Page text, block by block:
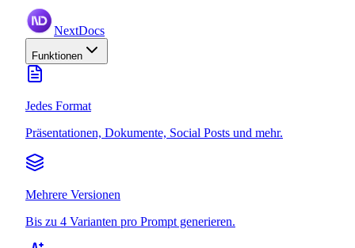
NextDocs
Funktionen
Jedes Format
Präsentationen, Dokumente, Social Posts und mehr.
Mehrere Versionen
Bis zu 4 Varianten pro Prompt generieren.